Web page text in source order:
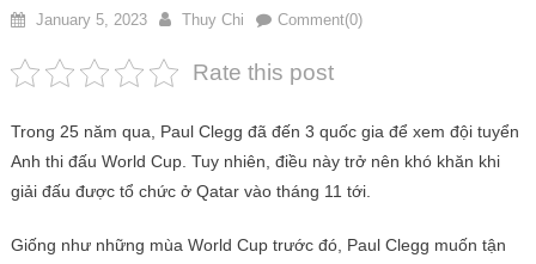
January 5, 2023 Thuy Chi Comment(0)
Rate this post
Trong 25 năm qua, Paul Clegg đã đến 3 quốc gia để xem đội tuyển
Anh thi đấu World Cup. Tuy nhiên, điều này trở nên khó khăn khi
giải đấu được tổ chức ở Qatar vào tháng 11 tới.
Giống như những mùa World Cup trước đó, Paul Clegg muốn tận